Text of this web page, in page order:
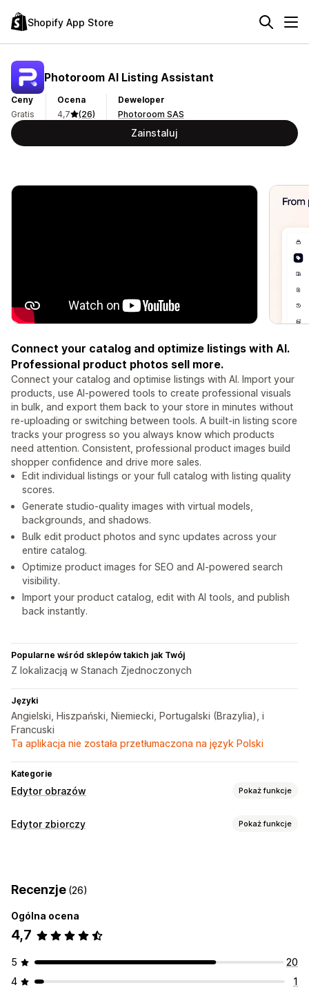
Shopify App Store
Photoroom AI Listing Assistant
Ceny
Gratis
Ocena
4,7
(26)
Deweloper
Photoroom SAS
Zainstaluj
Connect your catalog and optimize listings with AI.
Professional product photos sell more.
Connect your catalog and optimise listings with AI. Import your
products, use AI-powered tools to create professional visuals
in bulk, and export them back to your store in minutes without
re-uploading or switching between tools. A built-in listing score
tracks your progress so you always know which products
need attention. Consistent, professional product images build
shopper confidence and drive more sales.
Edit individual listings or your full catalog with listing quality
scores.
Generate studio-quality images with virtual models,
backgrounds, and shadows.
Bulk edit product photos and sync updates across your
entire catalog.
Optimize product images for SEO and AI-powered search
visibility.
Import your product catalog, edit with AI tools, and publish
back instantly.
Popularne wśród sklepów takich jak Twój
Z lokalizacją w Stanach Zjednoczonych
Języki
Angielski, Hiszpański, Niemiecki, Portugalski (Brazylia), i
Francuski
Ta aplikacja nie została przetłumaczona na język Polski
Kategorie
Edytor obrazów Pokaż funkcje
Optymalizacja obrazów
Niestandardowe tła
Znaki wodne
Edycja zbiorcza
Alternatywny tekst
Edytor zbiorczy Pokaż funkcje
Opisy Metapola
Działania
Usuwanie zbiorcze
Recenzje (26)
Ogólna ocena
4,7
5
20
4
1